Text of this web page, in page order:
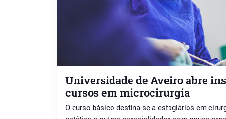
Universidade de Aveiro abre
cursos em microcirurgia
O curso básico destina-se a estagiários em